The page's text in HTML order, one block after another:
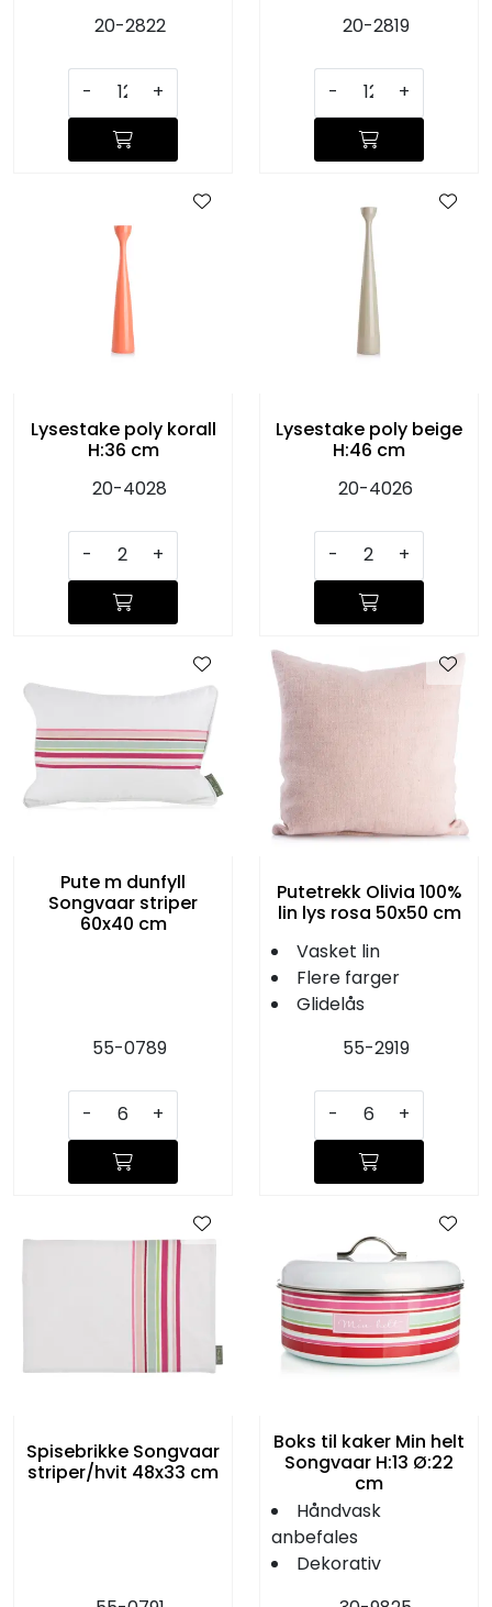
20-2822
- +
20-2819
- +
Lysestake poly korall
H:36 cm
20-4028
- +
Lysestake poly beige
H:46 cm
20-4026
- +
Pute m dunfyll
Songvaar striper
60x40 cm
55-0789
- +
Putetrekk Olivia 100%
lin lys rosa 50x50 cm
Vasket lin
Flere farger
Glidelås
55-2919
- +
Spisebrikke Songvaar
striper/hvit 48x33 cm
Boks til kaker Min helt
Songvaar H:13 Ø:22
cm
Håndvask
anbefales
Dekorativ